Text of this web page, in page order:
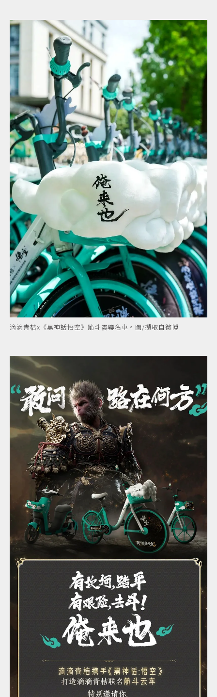
滴滴青桔x《黑神話悟空》筋斗雲聯名車。圖/擷取自微博